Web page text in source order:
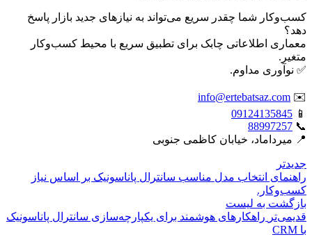
کسب‌وکار شما چقدر سریع می‌تواند به نیازهای جدید بازار پاسخ
دهد؟
معماری اطلاعاتی چابک برای تطبیق سریع با محیط کسب‌وکار
متغیر.
✅ نوآوری مداوم.
✉️
info@ertebatsaz.com
📱
09124135845
📞
88997257
📍 میرداماد، خیابان کاظمی جنوبی
جدیدتر
راهنمای انتخاب مدل مناسب سانترال پاناسونیک بر اساس نیاز
کسب‌وکار.
بازگشت بە لیست
قدیمی‌تر راهکارهای هوشمند برای یکپارچه‌سازی سانترال پاناسونیک
با CRM